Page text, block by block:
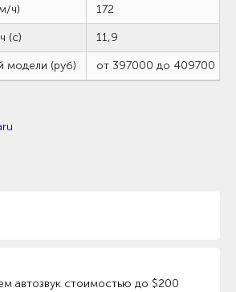
автозвук стоимостью до $200
ч) 172
(с) 11,9
модели (руб) от 397000 до 409700